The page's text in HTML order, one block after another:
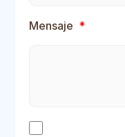
Mensaje